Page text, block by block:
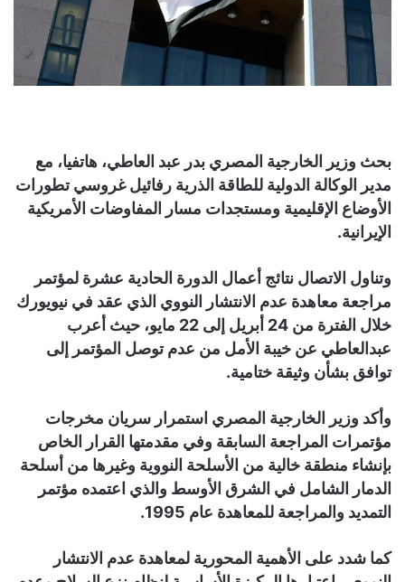
بحث وزير الخارجية المصري بدر عبد العاطي، هاتفيا، مع
مدير الوكالة الدولية للطاقة الذرية رفائيل غروسي تطورات
الأوضاع الإقليمية ومستجدات مسار المفاوضات الأمريكية
الإيرانية.
وتناول الاتصال نتائج أعمال الدورة الحادية عشرة لمؤتمر
مراجعة معاهدة عدم الانتشار النووي الذي عقد في نيويورك
خلال الفترة من 24 أبريل إلى 22 مايو، حيث أعرب
عبدالعاطي عن خيبة الأمل من عدم توصل المؤتمر إلى
توافق بشأن وثيقة ختامية.
وأكد وزير الخارجية المصري استمرار سريان مخرجات
مؤتمرات المراجعة السابقة وفي مقدمتها القرار الخاص
بإنشاء منطقة خالية من الأسلحة النووية وغيرها من أسلحة
الدمار الشامل في الشرق الأوسط والذي اعتمده مؤتمر
التمديد والمراجعة للمعاهدة عام 1995.
كما شدد على الأهمية المحورية لمعاهدة عدم الانتشار